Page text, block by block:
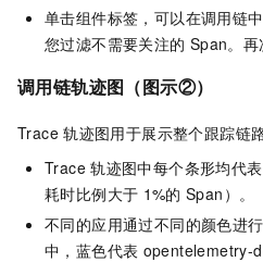
单击组件标签，可以在调用链
您过滤不需要关注的 Span。再
调用链轨迹图（图示②）
Trace 轨迹图用于展示整个跟踪链
Trace 轨迹图中每个条形均代
耗时比例大于 1%的 Span）。
不同的应用通过不同的颜色进
中，蓝色代表 opentelemetry-